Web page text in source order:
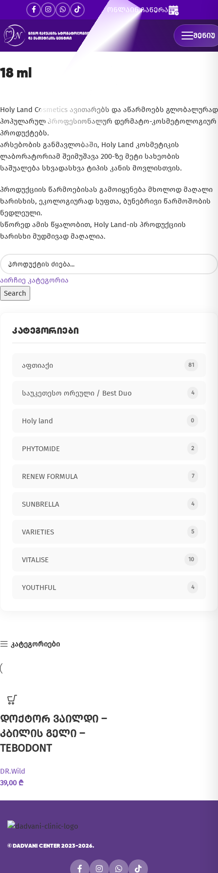
ონლაინ ჩაწერა
ᲛᲔᲜᲘᲣ
18 ml
Holy Land Cosmetics ავითარებს და აწარმოებს გლობალურად
პოპულარულ პროფესიონალურ დერმატო-კოსმეტოლოგიურ
პროდუქტებს.
არსებობის განმავლობაში, Holy Land კოსმეტიკის
ლაბორატორიამ შეიმუშავა 200-ზე მეტი სახეობის
საშუალება სხვადასხვა ტიპის კანის მოვლისთვის.
პროდუქციის წარმოებისას გამოიყენება მხოლოდ მაღალი
ხარისხის, ეკოლოგიურად სუფთა, ბუნებრივი წარმოშობის
ნედლეული.
სწორედ ამის წყალობით, Holy Land-ის პროდუქციის
ხარისხი მუდმივად მაღალია.
აირჩიე კატეგორია
Search
ᲙᲐᲢᲔᲒᲝᲠᲘᲔᲑᲘ
აფთიაქი 81
საუკეთესო ორეული / Best Duo 4
Holy land 0
PHYTOMIDE 2
RENEW FORMULA 7
SUNBRELLA 4
VARIETIES 5
VITALISE 10
YOUTHFUL 4
კატეგორიები
დოქტორ ვაილდი –
კბილის გელი –
TEBODONT
DR.Wild
39,00₾
©DADVANI CENTER 2023-2026.